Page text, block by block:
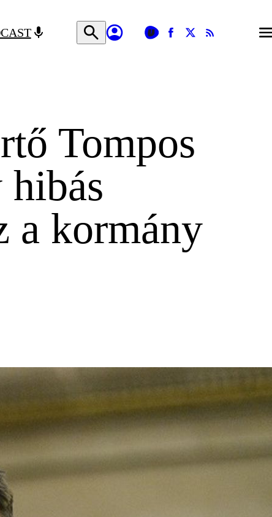
Tompos
a kormány